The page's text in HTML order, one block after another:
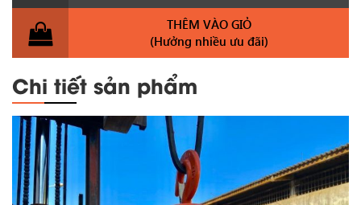
THÊM VÀO GIỎ
(Hưởng nhiều ưu đãi)
Chi tiết sản phẩm